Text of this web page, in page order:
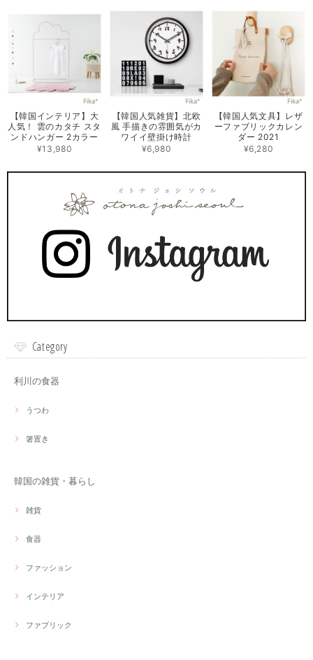
【韓国インテリア】大
人気！ 雲のカタチ スタ
ンドハンガー 2カラー
¥13,980
【韓国人気雑貨】北欧
風 手描きの雰囲気がカ
ワイイ壁掛け時計
¥6,980
【韓国人気文具】レザ
ーファブリックカレン
ダー 2021
¥6,280
Category
利川の食器
うつわ
箸置き
韓国の雑貨・暮らし
雑貨
食器
ファッション
インテリア
ファブリック